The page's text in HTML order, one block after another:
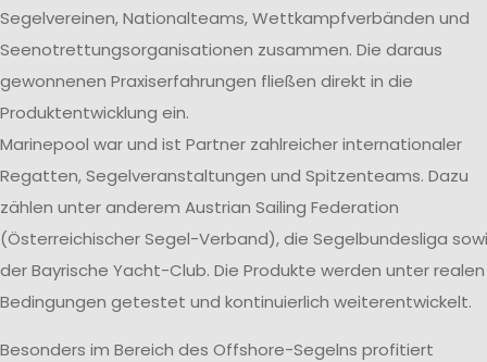
Segelvereinen, Nationalteams, Wettkampfverbänden und
Seenotrettungsorganisationen zusammen. Die daraus
gewonnenen Praxiserfahrungen fließen direkt in die
Produktentwicklung ein.
Marinepool war und ist Partner zahlreicher internationaler
Regatten, Segelveranstaltungen und Spitzenteams. Dazu
zählen unter anderem Austrian Sailing Federation
(Österreichischer Segel-Verband), die Segelbundesliga
der Bayrische Yacht-Club. Die Produkte werden unter realen
Bedingungen getestet und kontinuierlich weiterentwickelt.
Besonders im Bereich des Offshore-Segelns profitiert